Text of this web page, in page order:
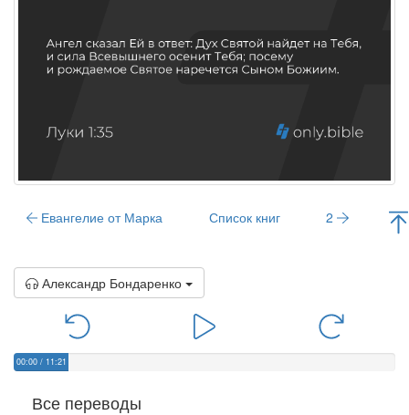
Евангелие от Марка Список книг 2
Александр Бондаренко
00:00 / 11:21
Все переводы